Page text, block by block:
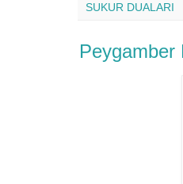
SUKUR DUALARI
Peygamber